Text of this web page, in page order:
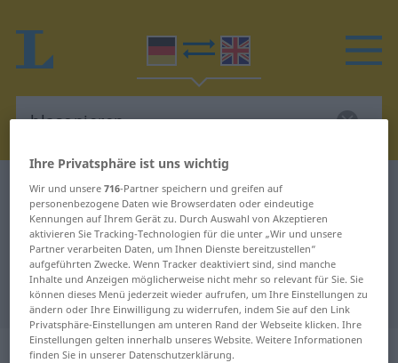
Deutsch-Englisch Wörterbuch blasonieren
Deutsch-Englisch Übersetzung für
"blasonieren"
"blasonieren" Englisch Übersetzung
„blasonieren“: transitives Verb
Ihre Privatsphäre ist uns wichtig
Wir und unsere716-Partner speichern und greifen auf
personenbezogene Daten wie Browserdaten oder eindeutige
Kennungen auf Ihrem Gerät zu. Durch Auswahl von Akzeptieren
aktivieren Sie Tracking-Technologien für die unter „Wir und unsere
Partner verarbeiten Daten, um Ihnen Dienste bereitzustellen“
aufgeführten Zwecke. Wenn Tracker deaktiviert sind, sind manche
Inhalte und Anzeigen möglicherweise nicht mehr so relevant für Sie. Sie
können dieses Menü jederzeit wieder aufrufen, um Ihre Einstellungen zu
ändern oder Ihre Einwilligung zu widerrufen, indem Sie auf den Link
Privatsphäre-Einstellungen am unteren Rand der Webseite klicken. Ihre
Einstellungen gelten innerhalb unseres Website. Weitere Informationen
finden Sie in unserer Datenschutzerklärung.